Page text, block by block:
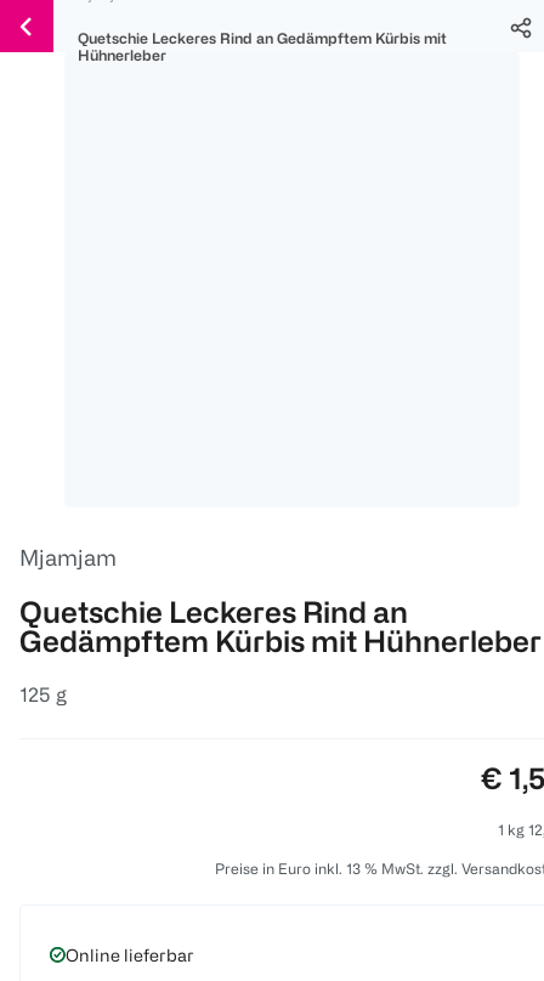
Für
150 Ös
Für
300 Ös
Für
500 Ös
Weiter
zum
Quetschie Leckeres Rind an Gedämpftem Kürbis mit
Hühnerleber
Mjamjam
Quetschie Leckeres Rind an
Gedämpftem Kürbis mit Hühnerleber
125 g
€
1 kg
Preise in Euro inkl. 13 % MwSt. zzgl.
Online lieferbar